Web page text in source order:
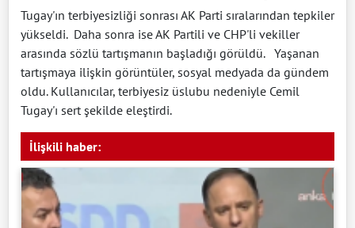
Tugay'ın terbiyesizliği sonrası AK Parti sıralarından tepkiler
yükseldi. Daha sonra ise AK Partili ve CHP'li vekiller
arasında sözlü tartışmanın başladığı görüldü. Yaşanan
tartışmaya ilişkin görüntüler, sosyal medyada da gündem
oldu. Kullanıcılar, terbiyesiz üslubu nedeniyle Cemil
Tugay'ı sert şekilde eleştirdi.
İlişkili haber: